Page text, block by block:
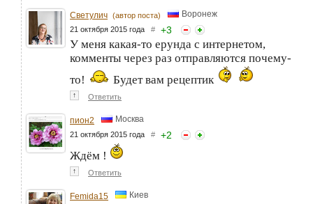
Светулич (автор поста) Воронеж
21 октября 2015 года # +3
У меня какая-то ерунда с интернетом,
комменты через раз отправляются почему-
то!
Будет вам рецептик
↑ Ответить
пион2 Москва
21 октября 2015 года # +2
Ждём !
↑ Ответить
Femida15 Киев